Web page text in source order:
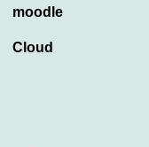
moodle
Cloud